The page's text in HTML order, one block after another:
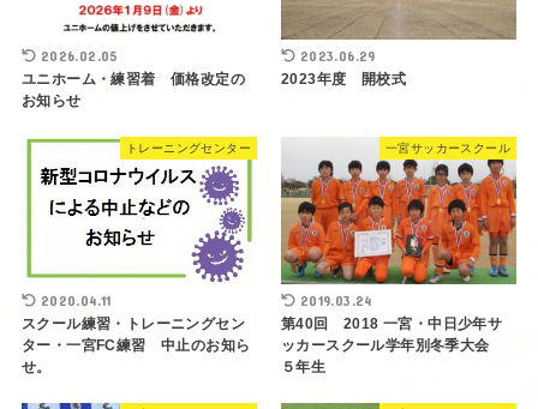
2026.02.05
ユニホーム・練習着 価格改定の
お知らせ
2023.06.29
2023年度 開校式
トレーニングセンター
2020.04.11
スクール練習・トレーニングセン
ター・一宮FC練習 中止のお知ら
せ。
一宮サッカースクール
2019.03.24
第40回 2018 一宮・中日少年サ
ッカースクール学年別冬季大会
５年生